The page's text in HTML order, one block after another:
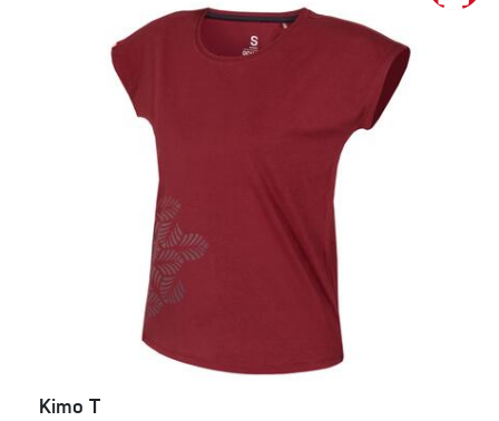
Kimo T